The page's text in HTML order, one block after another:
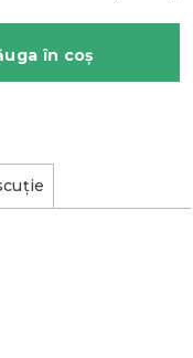
în coş